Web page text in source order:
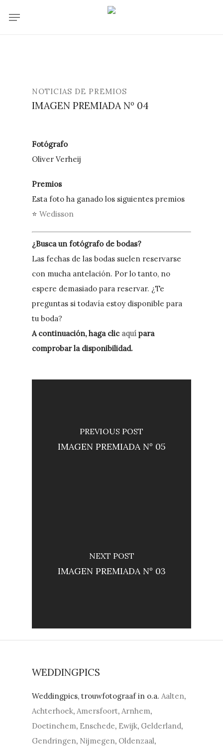
Menu
NOTICIAS DE PREMIOS
IMAGEN PREMIADA Nº 04
Fotógrafo
Oliver Verheij
Premios
Esta foto ha ganado los siguientes premios
⭐Wedisson
¿Busca un fotógrafo de bodas?
Las fechas de las bodas suelen reservarse
con mucha antelación. Por lo tanto, no
espere demasiado para reservar. ¿Te
preguntas si todavía estoy disponible para
tu boda?
A continuación, haga clic aquí para
comprobar la disponibilidad.
PREVIOUS POST
IMAGEN PREMIADA Nº 05
NEXT POST
IMAGEN PREMIADA Nº 03
WEDDINGPICS
Weddingpics, trouwfotograaf in o.a. Aalten,
Achterhoek, Amersfoort, Arnhem,
Doetinchem, Enschede, Ewijk, Gelderland,
Gendringen, Nijmegen, Oldenzaal,